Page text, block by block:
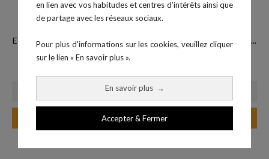
en lien avec vos habitudes et centres d’intérêts ainsi que
de partage avec les réseaux sociaux.
Pour plus d'informations sur les cookies, veuillez cliquer
sur le lien « En savoir plus ».
En savoir plus →
Accepter & Fermer
Echelle de rythme en croix - 4x4
m
Ajouter au panier
Système de Résistance Sprint...
Ajouter au panier